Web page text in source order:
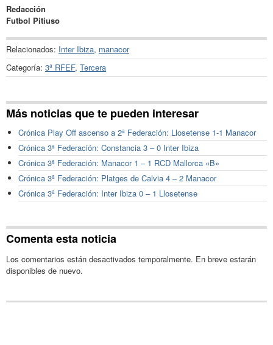
Redacción
Futbol Pitiuso
Relacionados: Inter Ibiza, manacor
Categoría: 3ª RFEF, Tercera
Más noticias que te pueden interesar
Crónica Play Off ascenso a 2ª Federación: Llosetense 1-1 Manacor
Crónica 3ª Federación: Constancia 3 – 0 Inter Ibiza
Crónica 3ª Federación: Manacor 1 – 1 RCD Mallorca «B»
Crónica 3ª Federación: Platges de Calvia 4 – 2 Manacor
Crónica 3ª Federación: Inter Ibiza 0 – 1 Llosetense
Comenta esta noticia
Los comentarios están desactivados temporalmente. En breve estarán
disponibles de nuevo.